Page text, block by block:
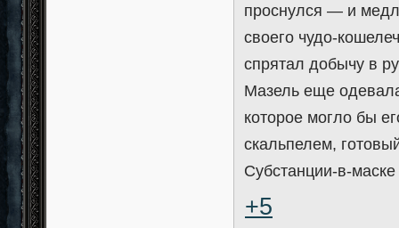
проснулся — и
своего чудо-
спрятал добычу в
Мазель еще
которое могло бы
скальпелем,
Субстанции-в-
+5